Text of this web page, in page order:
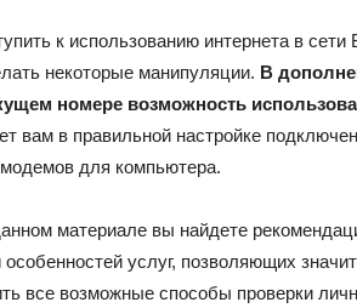
к использованию интернета в сети
некоторые манипуляции. В
номере возможность
вам в правильной настройке
для компьютера.
материале вы найдете
особенностей услуг, позволяющих
все возможные способы проверки